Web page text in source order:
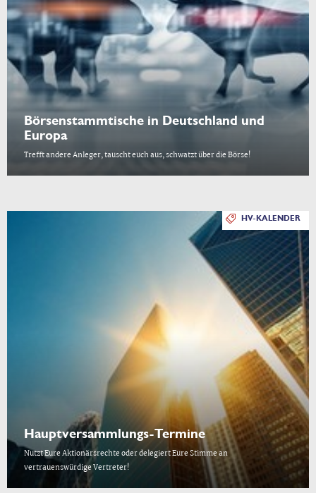
Börsenstammtische in Deutschland und
Europa
Trefft andere Anleger, tauscht euch aus, schwatzt über die Börse!
HV-KALENDER
Hauptversammlungs-Termine
Nutzt Eure Aktionärsrechte oder delegiert Eure Stimme an
vertrauenswürdige Vertreter!